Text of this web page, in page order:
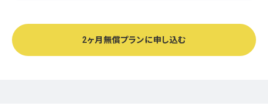
2ヶ月無償プランに申し込む